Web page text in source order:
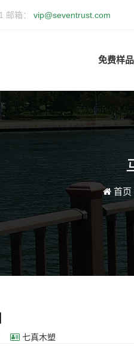
箱： vip@seventrust.com
免费样品
Icon
首页
七真木塑